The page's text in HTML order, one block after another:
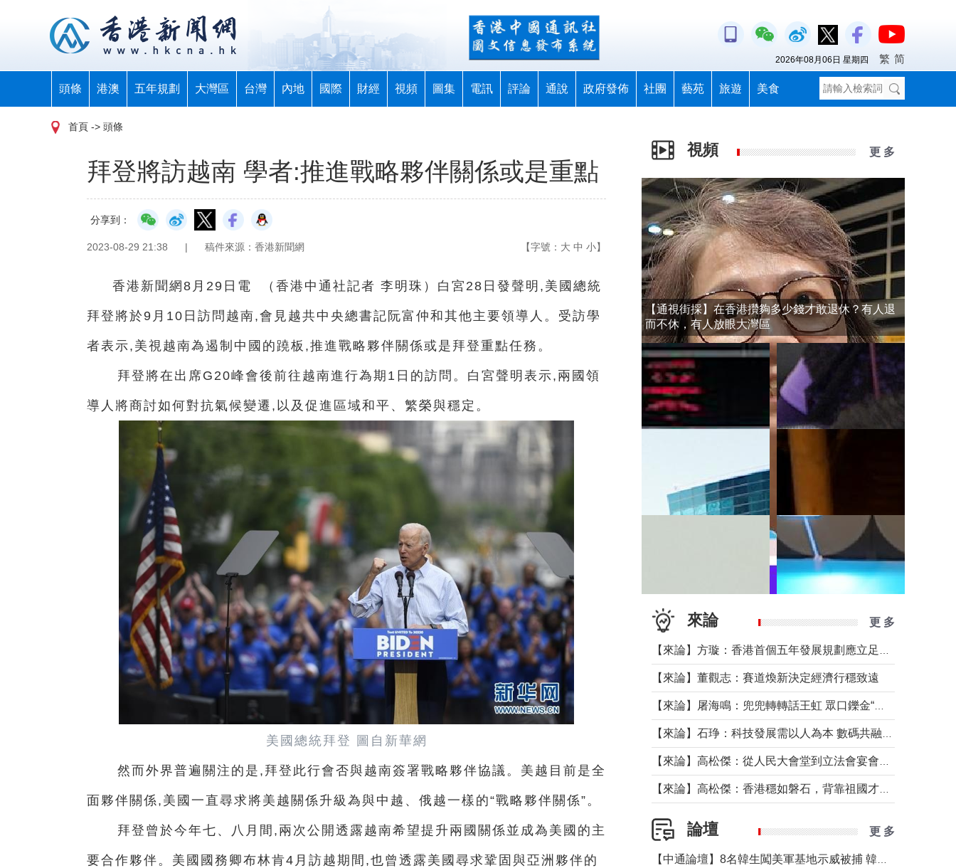
頭條 港澳 五年規劃 大灣區 台灣 內地 國際 財經 視頻 圖集 電訊 評論 通說 政府發佈 社團 藝苑 旅遊 美食
2026年08月06日 星期四 繁 简
首頁 -> 頭條
拜登將訪越南 學者:推進戰略夥伴關係或是重點
分享到：
2023-08-29 21:38 | 稿件來源：香港新聞網 【字號： 大 中 小】
香港新聞網8月29日電 （ 香港中通社記者 李明珠 ） 白宮28日發聲明,美國總統
拜登將於9月10日訪問越南,會見越共中央總書記阮富仲和其他主要領導人。受訪學
者表示,美視越南為遏制中國的蹺板,推進戰略夥伴關係或是拜登重點任務。
拜登將在出席G20峰會後前往越南進行為期1日的訪問。白宮聲明表示,兩國領
導人將商討如何對抗氣候變遷,以及促進區域和平、繁榮與穩定。
美國總統拜登 圖自新華網
然而外界普遍關注的是,拜登此行會否與越南簽署戰略夥伴協議。美越目前是全
面夥伴關係,美國一直尋求將美越關係升級為與中越、俄越一樣的“戰略夥伴關係”。
拜登曾於今年七、八月間,兩次公開透露越南希望提升兩國關係並成為美國的主
要合作夥伴。美國國務卿布林肯4月訪越期間,也曾透露美國尋求鞏固與亞洲夥伴的
視頻 更 多
【通視街採】在香港攢夠多少錢才敢退休？有人退
而不休，有人放眼大灣區
來論 更 多
【來論】董觀志：賽道煥新決定經濟行穩致遠
論壇 更 多